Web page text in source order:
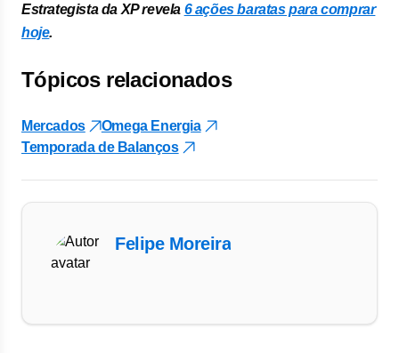
Estrategista da XP revela 6 ações baratas para comprar
hoje.
Tópicos relacionados
Mercados
Omega Energia
Temporada de Balanços
Felipe Moreira